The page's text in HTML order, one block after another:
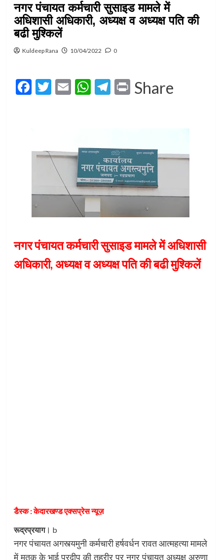
नगर पंचायत कर्मचारी सुसाइड मामले में
अधिशासी अधिकारी, अध्यक्ष व अध्यक्ष पति की
बढी मुश्किलें
Kuldeep Rana 10/04/2022 0
Facebook
Twitter
EmailWhatsApp
Telegram
Print
Share
नगर पंचायत कर्मचारी सुसाइड मामले में अधिशासी
अधिकारी, अध्यक्ष व अध्यक्ष पति की बढी मुश्किलें
डैस्क : केदारखण्ड एक्सप्रेस न्यूज़
रूद्रप्रयाग। b
नगर पंचायत अगस्त्यमुनी कर्मचारी हर्षवर्धन रावत आत्महत्या मामले
में मृतक के भाई प्रदीप की तहरीर पर नगर पंचायत अध्यक्ष अरुणा